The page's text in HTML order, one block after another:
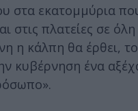
στα εκατομμύρια
στις πλατείες σε
η κάλπη θα έρθει,
κυβέρνηση ένα